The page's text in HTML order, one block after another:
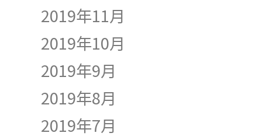
2019年11月
2019年10月
2019年9月
2019年8月
2019年7月